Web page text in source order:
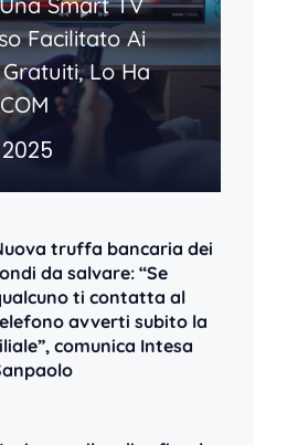
Facilitato Ai
Lo Ha
truffa bancaria dei
da salvare: “Se
ti contatta al
avverti subito la
comunica Intesa